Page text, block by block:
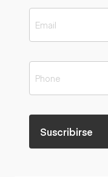
Suscribirse